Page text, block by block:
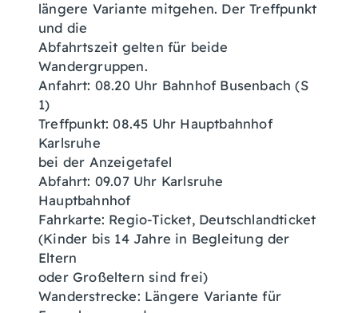
längere Variante mitgehen. Der Treffpunkt
und die
Abfahrtszeit gelten für beide
Wandergruppen.
Anfahrt: 08.20 Uhr Bahnhof Busenbach (S
1)
Treffpunkt: 08.45 Uhr Hauptbahnhof
Karlsruhe
bei der Anzeigetafel
Abfahrt: 09.07 Uhr Karlsruhe
Hauptbahnhof
Fahrkarte: Regio-Ticket, Deutschlandticket
(Kinder bis 14 Jahre in Begleitung der
Eltern
oder Großeltern sind frei)
Wanderstrecke: Längere Variante für